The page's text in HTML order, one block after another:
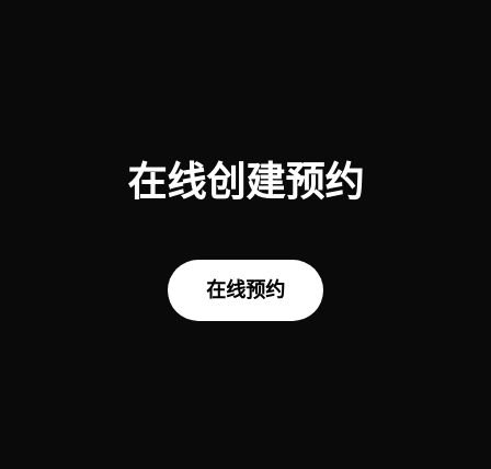
在线创建预约
在线预约